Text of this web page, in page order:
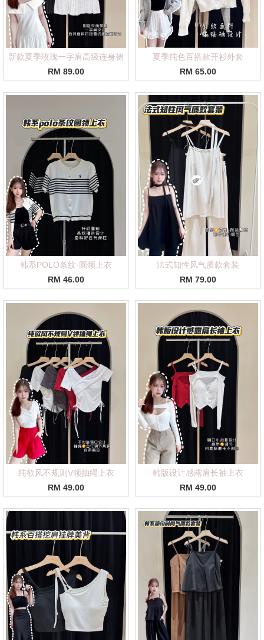
新款夏季玫瑰一字肩高级连身裙
RM 89.00
夏季纯色百搭款开衫外套
RM 65.00
韩系POLO条纹·圆领上衣
RM 46.00
法式知性风气质款套装
RM 79.00
纯欲风不规则V领抽绳上衣
RM 49.00
韩版设计感露肩长袖上衣
RM 49.00